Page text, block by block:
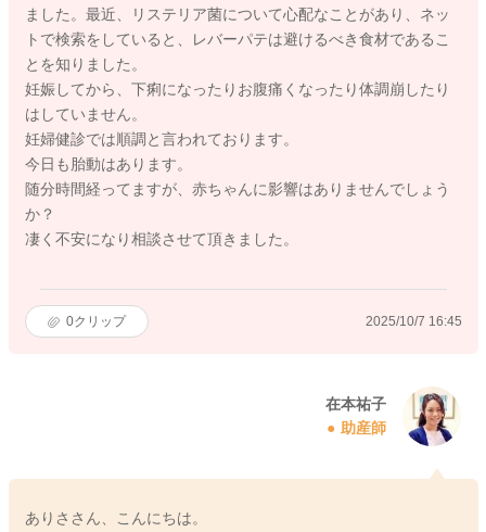
ました。最近、リステリア菌について心配なことがあり、ネッ
トで検索をしていると、レバーパテは避けるべき食材であるこ
とを知りました。
妊娠してから、下痢になったりお腹痛くなったり体調崩したり
はしていません。
妊婦健診では順調と言われております。
今日も胎動はあります。
随分時間経ってますが、赤ちゃんに影響はありませんでしょう
か？
凄く不安になり相談させて頂きました。
0クリップ 2025/10/7 16:45
在本祐子
助産師
ありささん、こんにちは。